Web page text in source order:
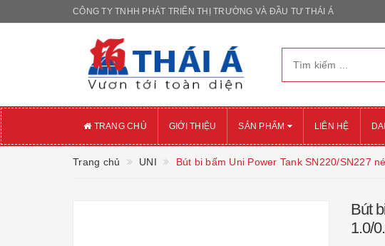
CÔNG TY TNHH PHÁT TRIỂN THỊ TRƯỜNG VÀ ĐẦU TƯ THÁI Á
TRANG CHỦ GIỚI THIỆU SẢN PHẨM LIÊN HỆ
Trang chủ UNI Bút bi bấm Uni Power Tank SN220/SN227
Bút
1.0/